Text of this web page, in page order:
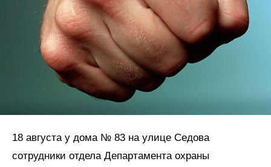
18 августа у дома № 83 на улице Седова
сотрудники отдела Департамента охраны